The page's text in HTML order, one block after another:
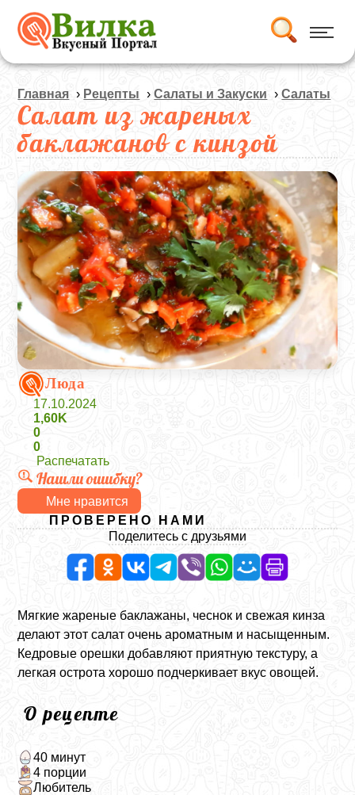
Главная › Рецепты ›Салаты и Закуски ›Салаты
Салат из жареных
баклажанов с кинзой
Люда
17.10.2024
1,60K
0
0
Распечатать
Нашли ошибку?
Мне нравится
ПРОВЕРЕНО НАМИ
Поделитесь с друзьями
Мягкие жареные баклажаны, чеснок и свежая кинза
делают этот салат очень ароматным и насыщенным.
Кедровые орешки добавляют приятную текстуру, а
легкая острота хорошо подчеркивает вкус овощей.
О рецепте
40 минут
4 порции
Любитель